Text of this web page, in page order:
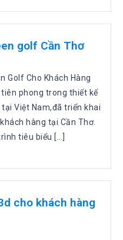
golf Cần Thơ
Golf Cho Khách Hàng
phong trong thiết kế
Việt Nam,đã triển khai
hàng tại Cần Thơ.
tiêu biểu […]
cho khách hàng